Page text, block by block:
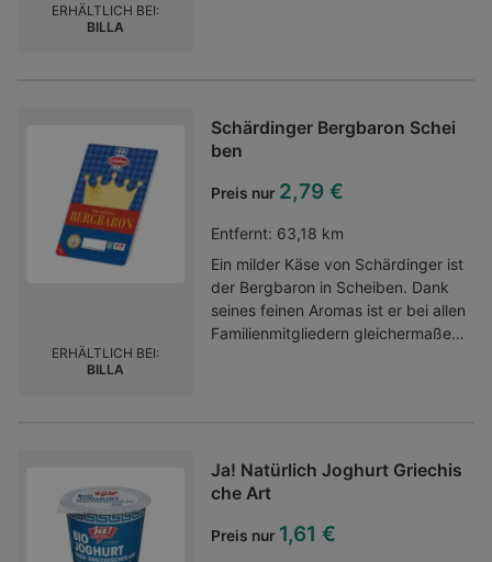
ERHÄLTLICH BEI:
BILLA
Schärdinger Bergbaron Schei
ben
Preis nur 2,79 €
Entfernt: 63,18 km
Ein milder Käse von Schärdinger ist
der Bergbaron in Scheiben. Dank
seines feinen Aromas ist er bei allen
Familienmitgliedern gleichermaßen
ERHÄLTLICH BEI:
BILLA
Ja! Natürlich Joghurt Griechis
che Art
Preis nur 1,61 €